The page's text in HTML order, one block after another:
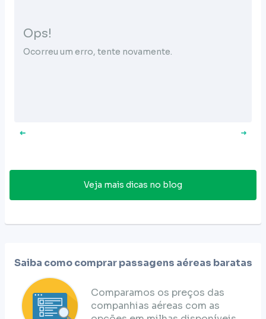
Ops!
Ocorreu um erro, tente novamente.
Veja mais dicas no blog
Saiba como comprar passagens aéreas baratas
Comparamos os preços das
companhias aéreas com as